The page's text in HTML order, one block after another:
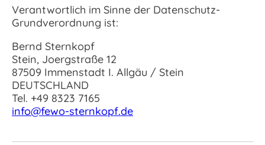
Verantwortlich im Sinne der Datenschutz-
Grundverordnung ist:
Bernd Sternkopf
Stein, Joergstraße 12
87509 Immenstadt I. Allgäu / Stein
DEUTSCHLAND
Tel. +49 8323 7165
info@fewo-sternkopf.de